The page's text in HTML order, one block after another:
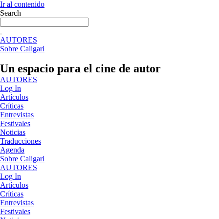
Ir al contenido
Search
AUTORES
Sobre Caligari
Un espacio para el cine de autor
AUTORES
Log In
Artículos
Críticas
Entrevistas
Festivales
Noticias
Traducciones
Agenda
Sobre Caligari
AUTORES
Log In
Artículos
Críticas
Entrevistas
Festivales